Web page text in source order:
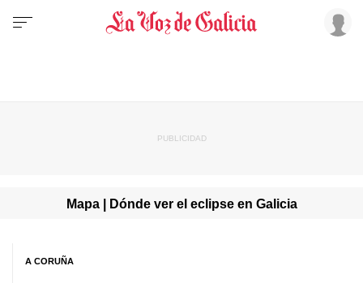
Mapa | Dónde ver el eclipse en Galicia
A CORUÑA